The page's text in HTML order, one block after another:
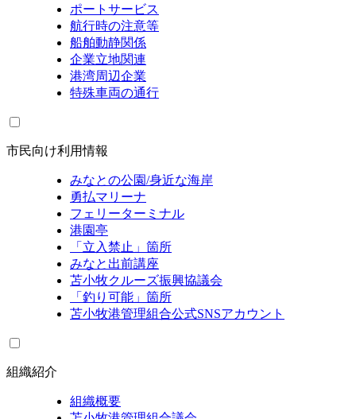
ポートサービス
航行時の注意等
船舶動静関係
企業立地関連
港湾周辺企業
特殊車両の通行
市民向け利用情報
みなとの公園/身近な海岸
勇払マリーナ
フェリーターミナル
港園亭
「立入禁止」箇所
みなと出前講座
苫小牧クルーズ振興協議会
「釣り可能」箇所
苫小牧港管理組合公式SNSアカウント
組織紹介
組織概要